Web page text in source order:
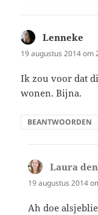
Lenneke
19 augustus 2014 om
Ik zou voor dat
wonen. Bijna.
BEANTWOORDEN
Laura
19 augustus 2014
Ah doe